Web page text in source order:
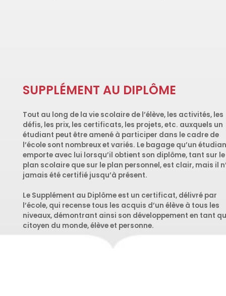
SUPPLÉMENT AU DIPLÔME
Tout au long de la vie scolaire de l’élève, les activités, les
défis, les prix, les certificats, les projets, etc. auxquels un
étudiant peut être amené à participer dans le cadre de
l’école sont nombreux et variés. Le bagage qu’un
emporte avec lui lorsqu’il obtient son diplôme, tant sur le
plan scolaire que sur le plan personnel, est clair, mais il
jamais été certifié jusqu’à présent.
Le Supplément au Diplôme est un certificat, délivré par
l’école, qui recense tous les acquis d’un élève à tous les
niveaux, démontrant ainsi son développement en tant
citoyen du monde, élève et personne.